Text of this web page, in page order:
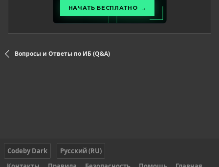
Вопросы и Ответы по ИБ (Q&A)
Codeby Dark
Русский (RU)